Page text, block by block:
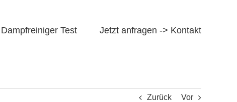
Dampfreiniger Test Jetzt anfragen -> Kontakt
Zurück Vor